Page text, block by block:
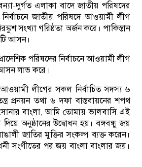
দুর্গত এলাকা বাদে জাতীয় পরিষদের
নির্বাচনে জাতীয় পরিষদে আওয়ামী লীগ
সংখ্যা গরিষ্ঠতা অর্জন করে। পাকিস্তান
আসন।
পরিষদের নির্বাচনে আওয়ামী লীগ
আসন লাভ করে।
আওয়ামী লীগের সকল নির্বাচিত সদস্য ৬
প্রনয়ন তথা ৬ দফা বাস্তবায়নের শপথ
বাংলা, আমি তোমায় ভালবাসি এই
দিয়ে অনুষ্ঠানের উদ্বোধন হয়। বঙ্গবন্ধু জয়
জাতির মুক্তির সংকল্প ব্যক্ত করেন।
সংগীতের পর জয় বাংলা বাংলার জয়।